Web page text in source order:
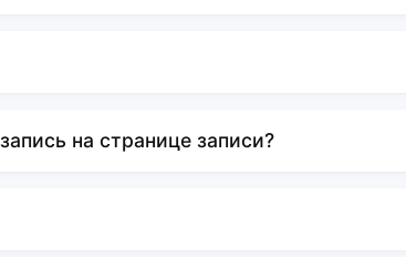
на странице записи?